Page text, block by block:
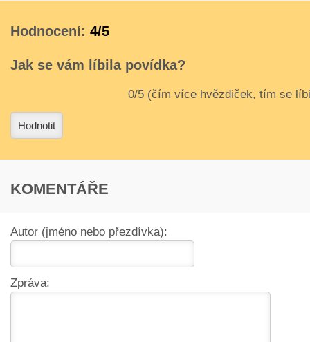
Hodnocení: 4/5
Jak se vám líbila povídka?
Hodnotit
KOMENTÁŘE
Autor (jméno nebo přezdívka):
Zpráva: